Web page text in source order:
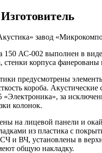
Изготовитель
завод
150 АС-002 выполнен в
стенки корпуса
предусмотрены
короба. Акустические
«Электроника», за
колонок.
на лицевой панели и
из пластика с
и ВЧ, установлены в
общую накладку.